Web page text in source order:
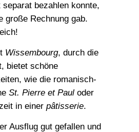
bezahlen konnte,
große Rechnung gab.
Wissembourg, durch die
bietet schöne
wie die romanisch-
St. Pierre et Paul oder
in einerpâtisserie.
Ausflug gut gefallen und